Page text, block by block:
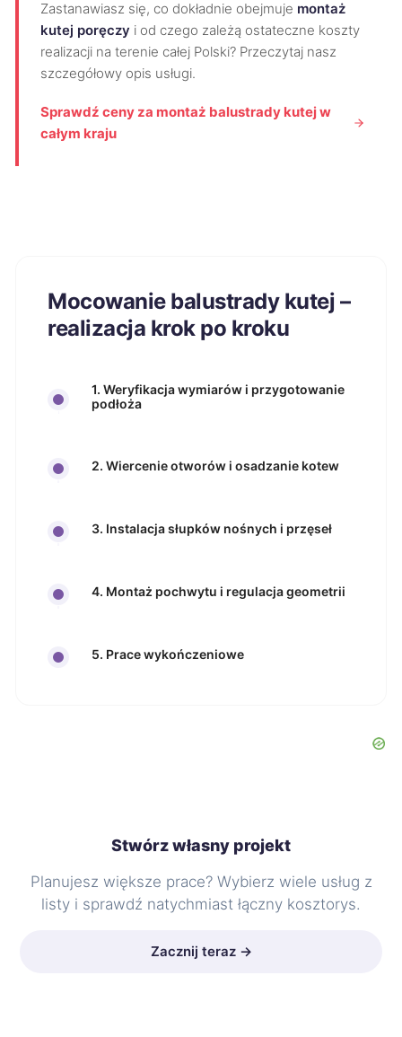
Zastanawiasz się, co dokładnie obejmuje montaż
kutej poręczy i od czego zależą ostateczne koszty
realizacji na terenie całej Polski? Przeczytaj nasz
szczegółowy opis usługi.
Sprawdź ceny za montaż balustrady kutej w
całym kraju
Mocowanie balustrady kutej –
realizacja krok po kroku
1. Weryfikacja wymiarów i przygotowanie
podłoża
2. Wiercenie otworów i osadzanie kotew
3. Instalacja słupków nośnych i przęseł
4. Montaż pochwytu i regulacja geometrii
5. Prace wykończeniowe
Stwórz własny projekt
Planujesz większe prace? Wybierz wiele usług z
listy i sprawdź natychmiast łączny kosztorys.
Zacznij teraz →